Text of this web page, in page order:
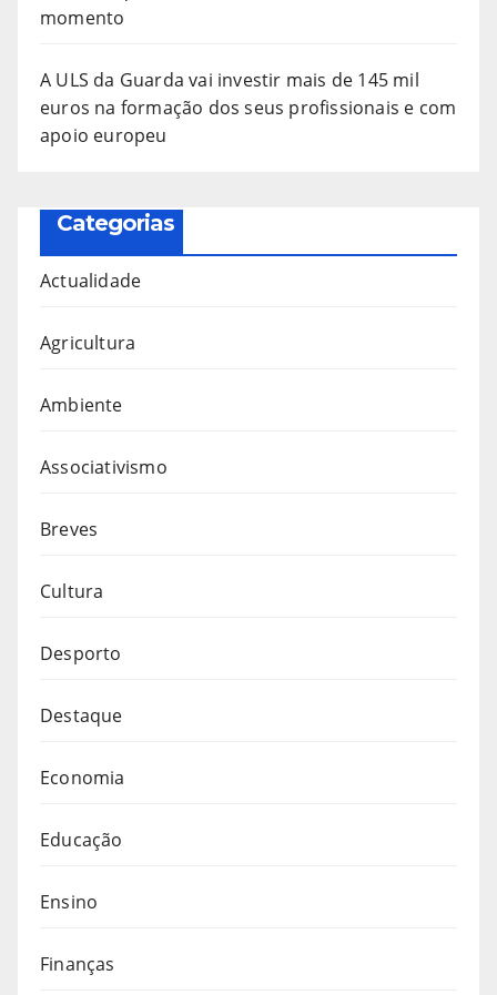
momento
A ULS da Guarda vai investir mais de 145 mil
euros na formação dos seus profissionais e com
apoio europeu
Categorias
Actualidade
Agricultura
Ambiente
Associativismo
Breves
Cultura
Desporto
Destaque
Economia
Educação
Ensino
Finanças